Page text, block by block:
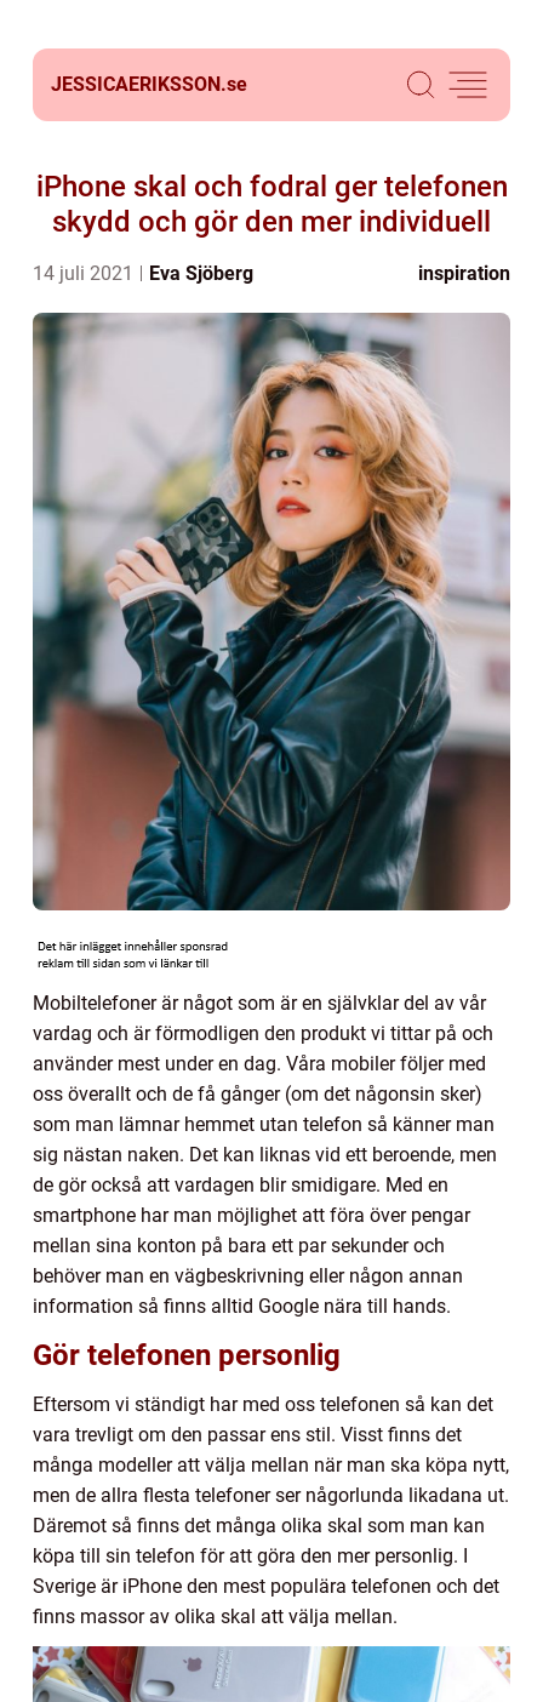
JESSICAERIKSSON.se
iPhone skal och fodral ger telefonen
skydd och gör den mer individuell
14 juli 2021 Eva Sjöberg inspiration
Mobiltelefoner är något som är en självklar del av vår
vardag och är förmodligen den produkt vi tittar på och
använder mest under en dag. Våra mobiler följer med
oss överallt och de få gånger (om det någonsin sker)
som man lämnar hemmet utan telefon så känner man
sig nästan naken. Det kan liknas vid ett beroende, men
de gör också att vardagen blir smidigare. Med en
smartphone har man möjlighet att föra över pengar
mellan sina konton på bara ett par sekunder och
behöver man en vägbeskrivning eller någon annan
information så finns alltid Google nära till hands.
Gör telefonen personlig
Eftersom vi ständigt har med oss telefonen så kan det
vara trevligt om den passar ens stil. Visst finns det
många modeller att välja mellan när man ska köpa nytt,
men de allra flesta telefoner ser någorlunda likadana ut.
Däremot så finns det många olika skal som man kan
köpa till sin telefon för att göra den mer personlig. I
Sverige är iPhone den mest populära telefonen och det
finns massor av olika skal att välja mellan.